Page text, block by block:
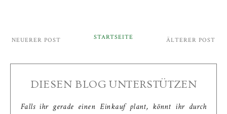
NEUERER POST ÄLTERER POST
STARTSEITE
DIESEN BLOG UNTERSTÜTZEN
Falls ihr gerade einen Einkauf plant, könnt ihr durch